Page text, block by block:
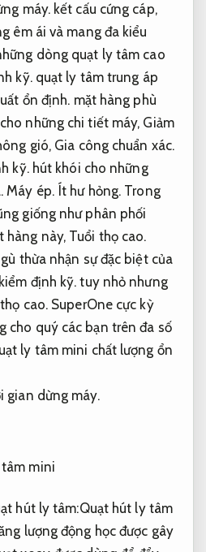
máy.kết cấu cứng cáp,
êm ái và mang đa kiểu
dòng quạt ly tâm cao
kỹ.quạt ly tâm trung áp
ổn định. mặt hàng phù
những chi tiết máy, Giảm
gió, Gia công chuẩn xác.
kỹ.hút khói cho những
Máy ép. Ít hư hỏng. Trong
giống như phân phối
hàng này, Tuổi thọ cao.
thừa nhận sự đặc biệt của
định kỹ.tuy nhỏ nhưng
cao. SuperOne cực kỳ
cho quý các bạn trên đa số
ly tâm mini chất lượng ổn
gian dừng máy.
hút ly tâm:Quạt hút ly tâm
lượng động học được gây